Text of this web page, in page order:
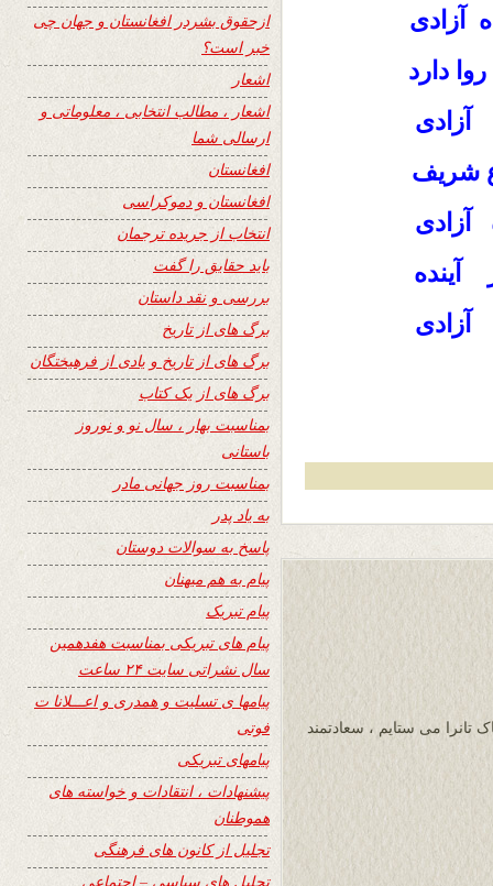
دارد
شریف
تانرا می ستایم ، سعادتمند
ازحقوق بشردر افغانستان و جهان چی
خبر است؟
اشعار
اشعار ، مطالب انتخابی ، معلوماتی و
ارسالی شما
افغانستان
افغانستان و دموکراسی
انتخاب از جریده ترجمان
باید حقایق را گفت
بررسی و نقد داستان
برگ های از تاریخ
برگ های از تاریخ و یادی از فرهیختگان
برگ های از یک کتاب
بمناسبت بهار ، سال نو و نوروز
باستانی
بمناسبت روز جهانی مادر
به یاد پدر
پاسخ به سوالات دوستان
پیام به هم میهنان
پیام تبریک
پیام های تبریکی بمناسبت هفدهمین
سال نشراتی سایت ۲۴ ساعت
پیامها ی تسلیت و همدری و اعـــلانا ت
فوتی
پیامهای تبریکی
پیشنهادات ، انتقادات و خواسته های
هموطنان
تجلیل از کانون های فرهنگی
تحلیل های سیاسی – اجتماعی